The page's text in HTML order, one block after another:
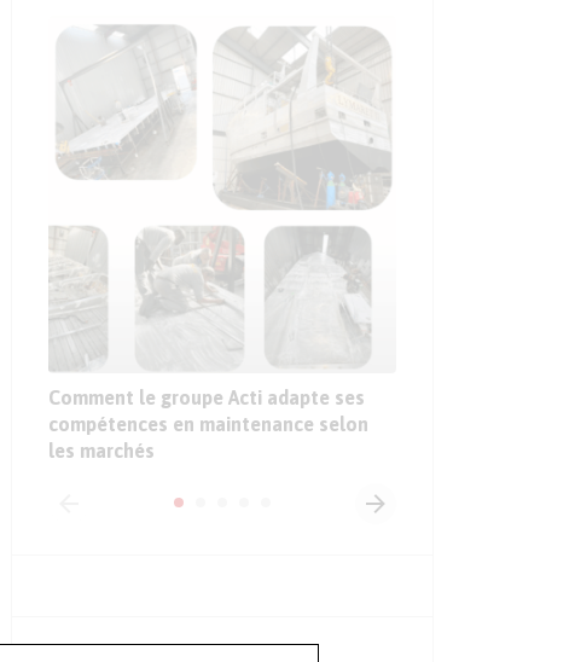
Comment le groupe Acti adapte ses
compétences en maintenance selon
les marchés